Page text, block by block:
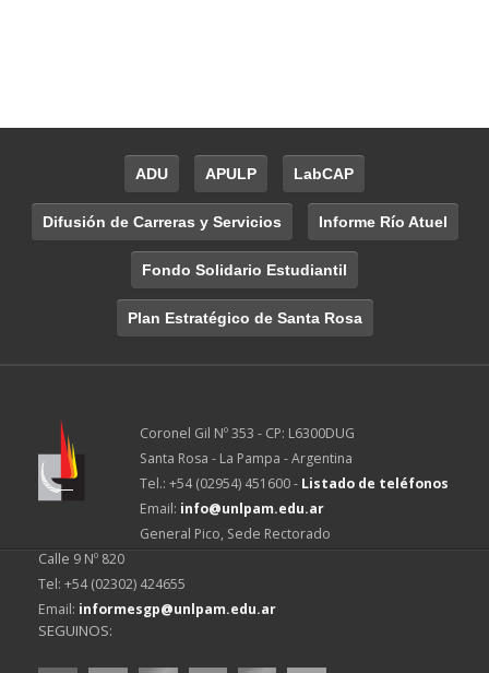
ADU APULP LabCAP
Difusión de Carreras y Servicios Informe Río Atuel
Fondo Solidario Estudiantil
Plan Estratégico de Santa Rosa
Coronel Gil Nº 353 - CP: L6300DUG
Santa Rosa - La Pampa - Argentina
Tel.: +54 (02954) 451600 - Listado de teléfonos
Email: info@unlpam.edu.ar
General Pico, Sede Rectorado
Calle 9 Nº 820
Tel: +54 (02302) 424655
Email: informesgp@unlpam.edu.ar
SEGUINOS: